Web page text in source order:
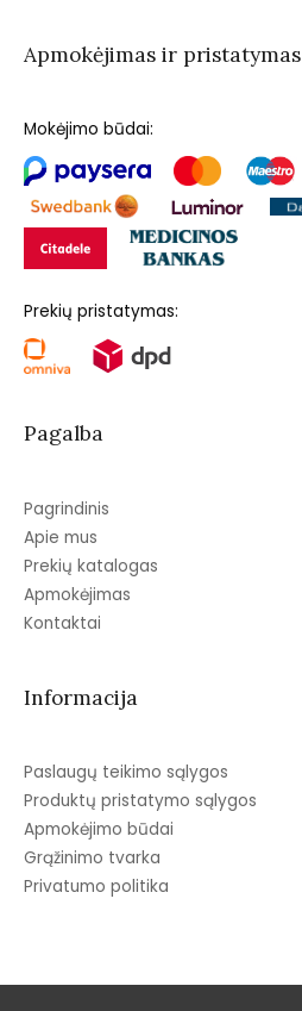
Apmokėjimas ir pristatymas
Mokėjimo būdai:
Prekių pristatymas:
Pagalba
Pagrindinis
Apie mus
Prekių katalogas
Apmokėjimas
Kontaktai
Informacija
Paslaugų teikimo sąlygos
Produktų pristatymo sąlygos
Apmokėjimo būdai
Grąžinimo tvarka
Privatumo politika